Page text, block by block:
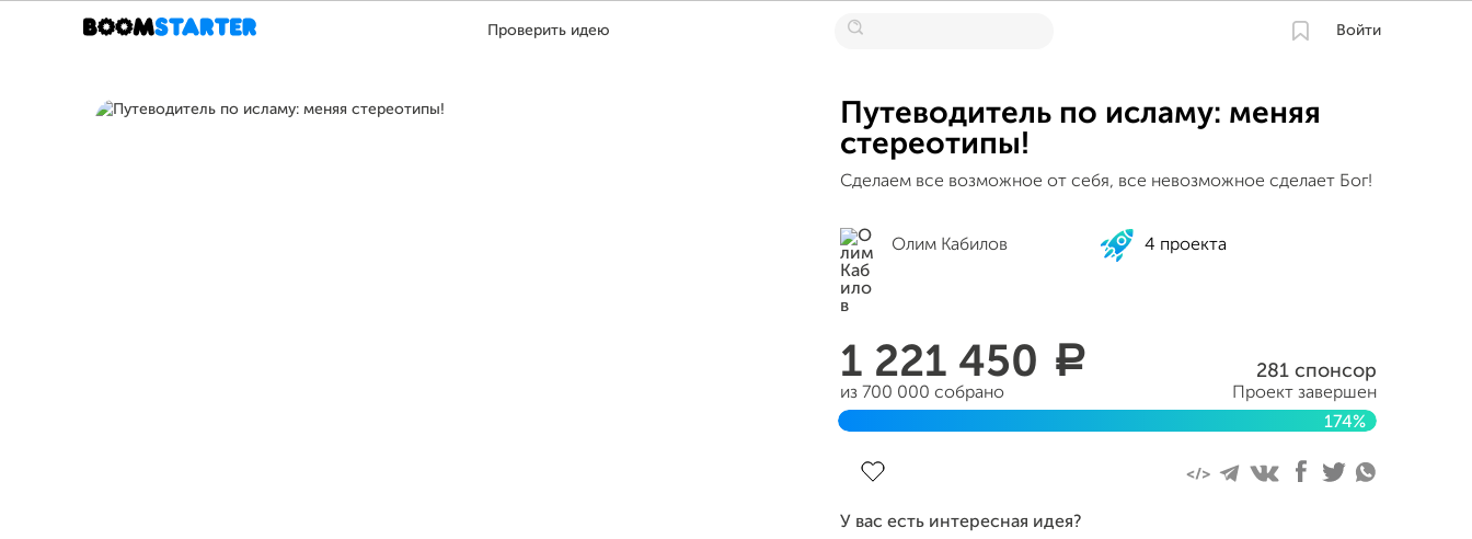
Проверить идею Войти
Путеводитель по исламу: меняя
стереотипы!
Сделаем все возможное от себя, все невозможное сделает Бог!
Олим Кабилов 4 проекта
1 221 450 a
из 700 000 собрано
281 спонсор
Проект завершен
174%
У вас есть интересная идея?